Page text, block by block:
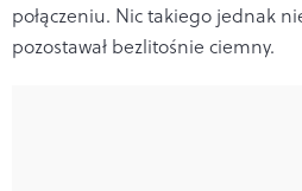
połączeniu. Nic takiego jednak
pozostawał bezlitośnie ciemny.